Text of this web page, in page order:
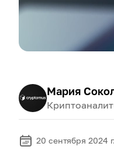
Мария
20 сентября 2024 г.